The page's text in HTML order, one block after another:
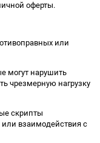
оферты.
или
могут нарушить
чрезмерную нагрузку
скрипты
взаимодействия с